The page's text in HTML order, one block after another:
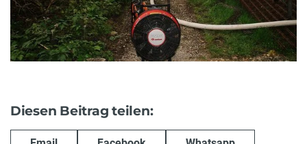
Diesen Beitrag teilen: